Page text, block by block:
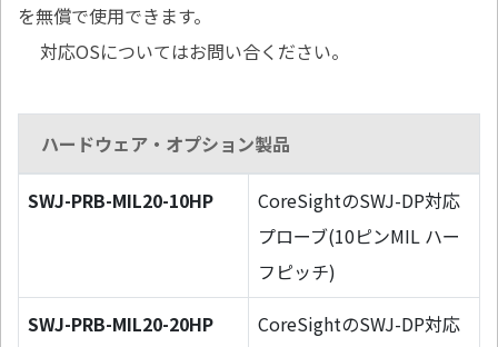
を無償で使用できます。
対応OSについてはお問い合ください。
ハードウェア・オプション製品
SWJ-PRB-MIL20-10HP
CoreSightのSWJ-DP対応
プローブ(10ピンMIL ハー
フピッチ)
SWJ-PRB-MIL20-20HP
CoreSightのSWJ-DP対応